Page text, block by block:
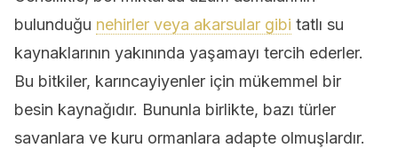
bulunduğu nehirler veya akarsular gibi tatlı su
kaynaklarının yakınında yaşamayı tercih ederler.
Bu bitkiler, karıncayiyenler için mükemmel bir
besin kaynağıdır. Bununla birlikte, bazı türler
savanlara ve kuru ormanlara adapte olmuşlardır.